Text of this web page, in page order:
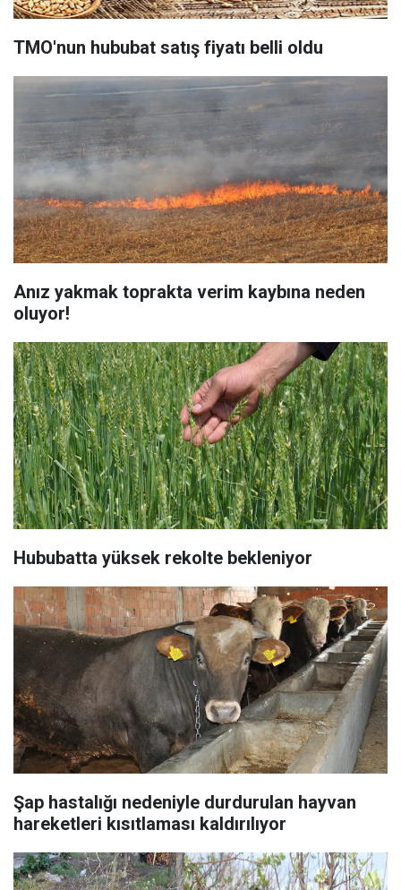
TMO'nun hububat satış fiyatı belli oldu
Anız yakmak toprakta verim kaybına neden
oluyor!
Hububatta yüksek rekolte bekleniyor
Şap hastalığı nedeniyle durdurulan hayvan
hareketleri kısıtlaması kaldırılıyor